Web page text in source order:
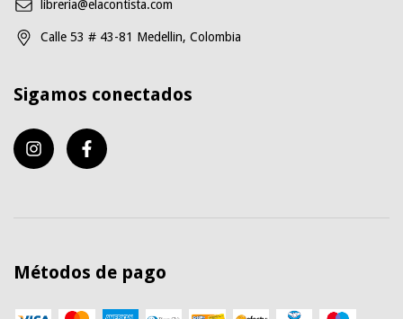
libreria@elacontista.com
Calle 53 # 43-81 Medellin, Colombia
Sigamos conectados
Métodos de pago